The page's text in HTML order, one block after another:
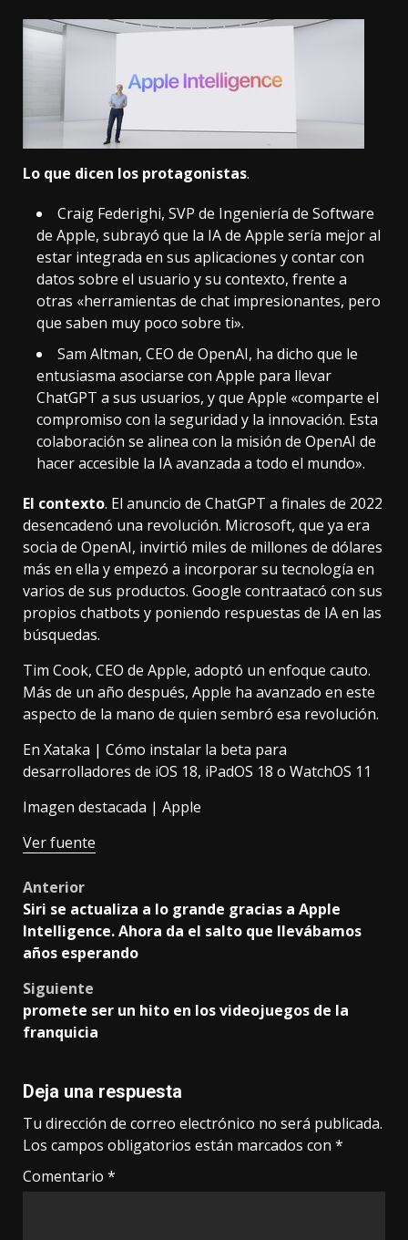
Lo que dicen los protagonistas.
Craig Federighi, SVP de Ingeniería de Software
de Apple, subrayó que la IA de Apple sería mejor al
estar integrada en sus aplicaciones y contar con
datos sobre el usuario y su contexto, frente a
otras «herramientas de chat impresionantes, pero
que saben muy poco sobre ti».
Sam Altman, CEO de OpenAI, ha dicho que le
entusiasma asociarse con Apple para llevar
ChatGPT a sus usuarios, y que Apple «comparte el
compromiso con la seguridad y la innovación. Esta
colaboración se alinea con la misión de OpenAI de
hacer accesible la IA avanzada a todo el mundo».
El contexto. El anuncio de ChatGPT a finales de 2022
desencadenó una revolución. Microsoft, que ya era
socia de OpenAI, invirtió miles de millones de dólares
más en ella y empezó a incorporar su tecnología en
varios de sus productos. Google contraatacó con sus
propios chatbots y poniendo respuestas de IA en las
búsquedas.
Tim Cook, CEO de Apple, adoptó un enfoque cauto.
Más de un año después, Apple ha avanzado en este
aspecto de la mano de quien sembró esa revolución.
En Xataka | Cómo instalar la beta para
desarrolladores de iOS 18, iPadOS 18 o WatchOS 11
Imagen destacada | Apple
Ver fuente
Post
navigation
Anterior
Siri se actualiza a lo grande gracias a Apple
Intelligence. Ahora da el salto que llevábamos
años esperando
Siguiente
promete ser un hito en los videojuegos de la
franquicia
Deja una respuesta
Tu dirección de correo electrónico no será publicada.
Los campos obligatorios están marcados con *
Comentario *